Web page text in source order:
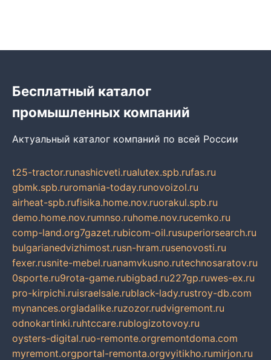
Бесплатный каталог
промышленных компаний
Актуальный каталог компаний по всей России
t25-tractor.runashicveti.rualutex.spb.rufas.ru
gbmk.spb.ruromania-today.runovoizol.ru
airheat-spb.rufisika.home.nov.ruorakul.spb.ru
demo.home.nov.rumnso.ruhome.nov.rucemko.ru
comp-land.org7gazet.rubicom-oil.rusuperiorsearch.ru
bulgarianedvizhimost.rusn-hram.rusenovosti.ru
fexer.rusnite-mebel.ruanamvkusno.rutechnosaratov.ru
0sporte.ru9rota-game.rubigbad.ru227gp.ruwes-ex.ru
pro-kirpichi.ruisraelsale.rublack-lady.rustroy-db.com
mynances.orgladalike.ruzozor.rudvigremont.ru
odnokartinki.ruhtccare.rublogizotovoy.ru
oysters-digital.ruo-remonte.orgremontdoma.com
myremont.orgportal-remonta.orgvyitikho.rumirjon.ru